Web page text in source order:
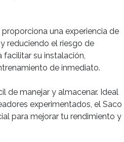
una experiencia de
reduciendo el riesgo de
facilitar su instalación,
de inmediato.
de manejar y almacenar. Ideal
experimentados, el Saco
para mejorar tu rendimiento y